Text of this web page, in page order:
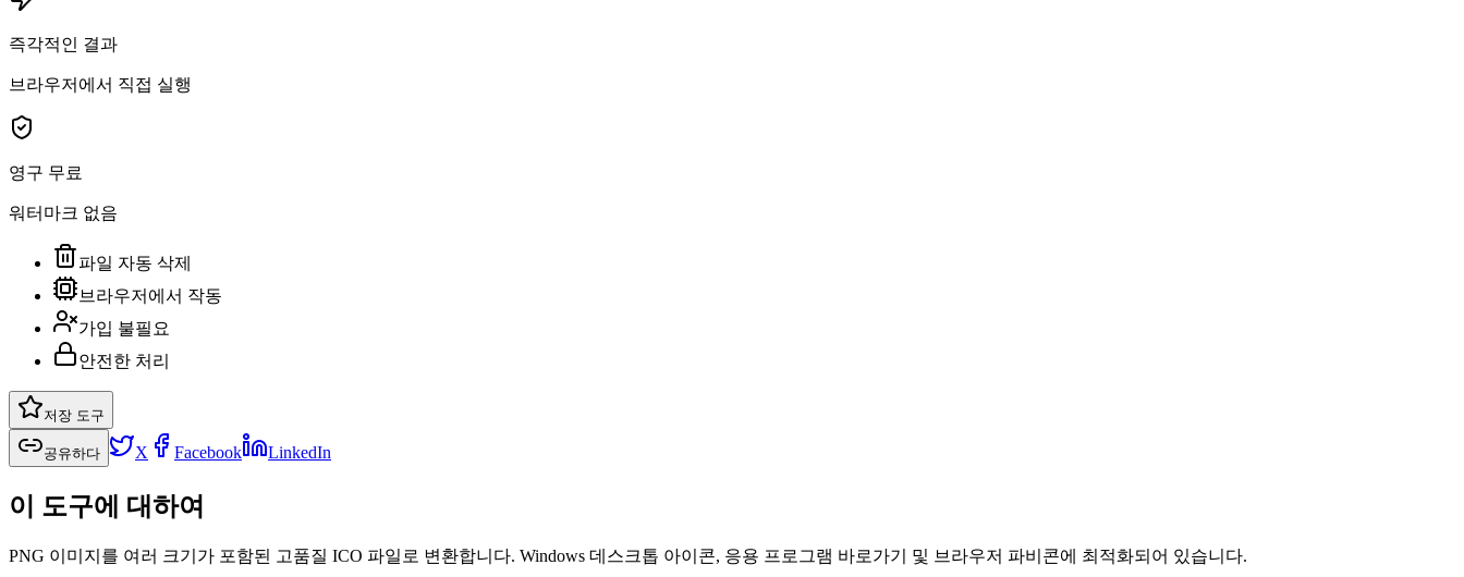
즉각적인 결과
브라우저에서 직접 실행
영구 무료
워터마크 없음
파일 자동 삭제
브라우저에서 작동
가입 불필요
안전한 처리
저장 도구
공유하다 X Facebook LinkedIn
이 도구에 대하여
PNG 이미지를 여러 크기가 포함된 고품질 ICO 파일로 변환합니다. Windows 데스크톱 아이콘, 응용 프로그램 바로가기 및 브라우저 파비콘에 최적화되어 있습니다.